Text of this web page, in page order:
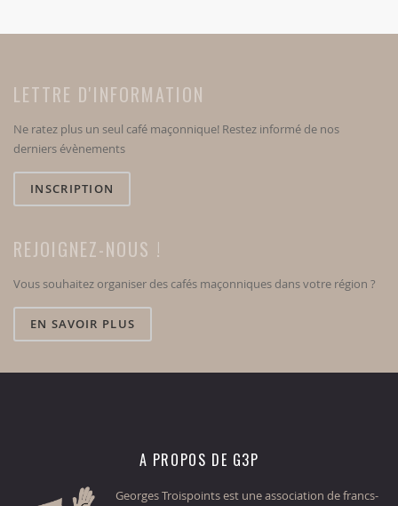
LETTRE D'INFORMATION
Ne ratez plus un seul café maçonnique! Restez informé de nos
derniers évènements
INSCRIPTION
REJOIGNEZ-NOUS !
Vous souhaitez organiser des cafés maçonniques dans votre région ?
EN SAVOIR PLUS
A PROPOS DE G3P
Georges Troispoints est une association de francs-